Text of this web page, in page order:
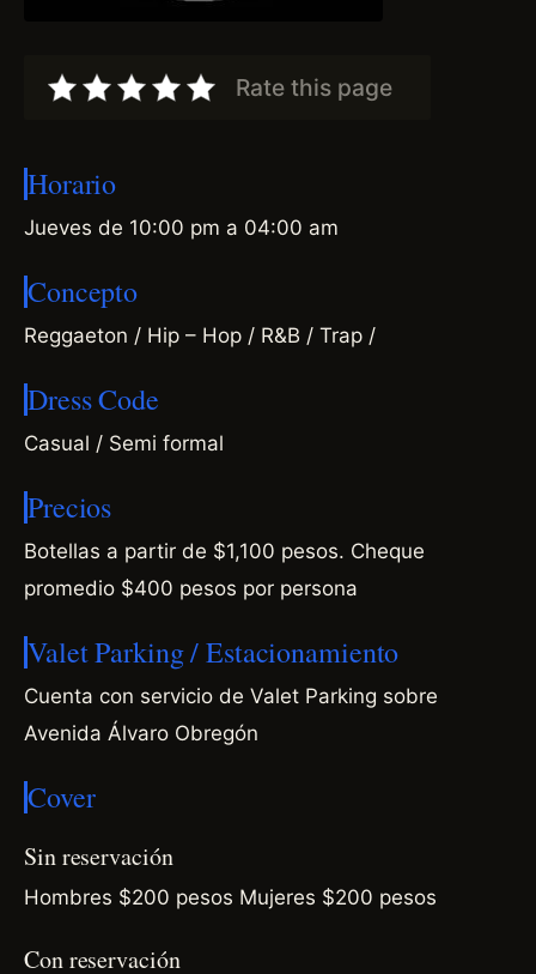
Rate this page
Horario
Jueves de 10:00 pm a 04:00 am
Concepto
Reggaeton / Hip – Hop / R&B / Trap /
Dress Code
Casual / Semi formal
Precios
Botellas a partir de $1,100 pesos. Cheque
promedio $400 pesos por persona
Valet Parking / Estacionamiento
Cuenta con servicio de Valet Parking sobre
Avenida Álvaro Obregón
Cover
Sin reservación
Hombres $200 pesos Mujeres $200 pesos
Con reservación